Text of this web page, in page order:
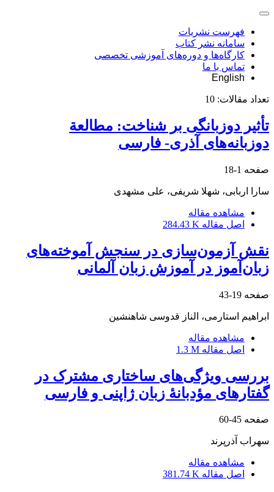
فهرست نشریات
سامانه نشر کتاب
کارگاه‌ها و دوره‌های آموزشی تخصصی
تماس با ما
English
تعداد مقالات: 10
تأثیر دوزبانگی بر شناخت: مطالعة
دوزبانه‌های آذری- فارسی
صفحه 1-18
سارا اربابی، شهلا شریفی، علی مشهدی
مشاهده مقاله
اصل مقاله 284.43 K
نقش آزمون‌سازی در سنجش آموخته‌های
زبان‌آموز در آموزش زبان آلمانی
صفحه 19-43
ابراهیم استارمی، الناز قدوسی شاهنشین
مشاهده مقاله
اصل مقاله 1.3 M
بررسی ویژگی‌های ساختاری مشترک در
گفتارهای مؤدبانۀ زبان ژاپنی و فارسی
صفحه 45-60
سهراب آذرپرند
مشاهده مقاله
اصل مقاله 381.74 K